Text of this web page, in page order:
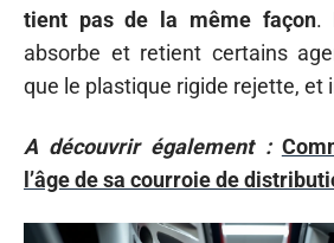
tient pas de la même façon.
absorbe et retient certains
que le plastique rigide rejette, et
A découvrir également :
l’âge de sa courroie de